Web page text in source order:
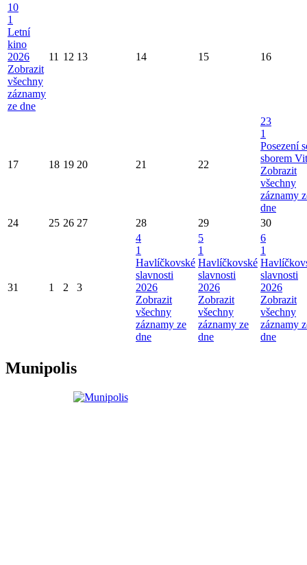
10
1
Letní
kino
2026
Zobrazit
všechny
záznamy
ze dne
11 12 13 14 15 16
17 18 19 20 21 22
23
1
Posezení
sborem
Zobrazit
všechny
záznamy
dne
24
25 26 27 28 29 30
31 1 2 3
4
1
Havlíčkovské
slavnosti
2026
Zobrazit
všechny
záznamy ze
dne
5
1
Havlíčkovské
slavnosti
2026
Zobrazit
všechny
záznamy ze
dne
6
1
slavnosti
2026
Zobrazit
všechny
záznamy
dne
Munipolis